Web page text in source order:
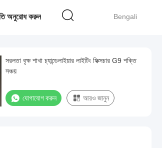
Bengali
অনুরোধ করুন
সরলতা বৃক্ষ শাখা চ্যান্ডেলাইয়ার লাইটিং ফিক্সচার G9 শক্তি
সঞ্চয়
যোগাযোগ করুন আরও জানুন